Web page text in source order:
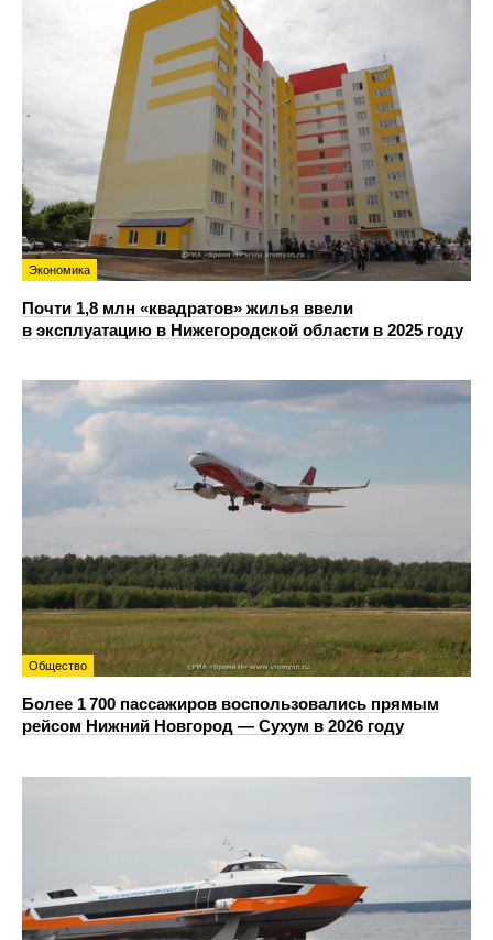
Экономика
Почти 1,8 млн «квадратов» жилья ввели
в эксплуатацию в Нижегородской области в 2025 году
Общество
Более 1 700 пассажиров воспользовались прямым
рейсом Нижний Новгород — Сухум в 2026 году